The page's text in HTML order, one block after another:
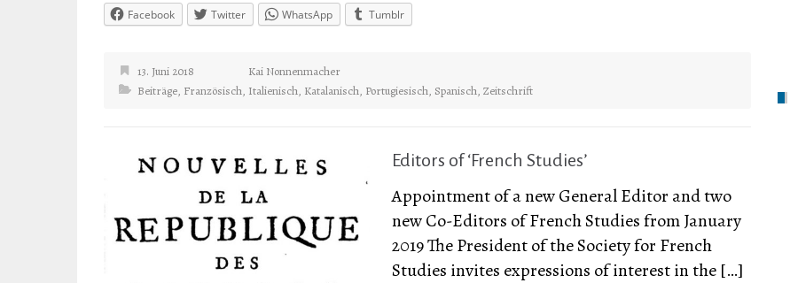
Facebook Twitter WhatsApp Tumblr
13. Juni 2018
Kai Nonnenmacher
Beiträge, Französisch, Italienisch, Katalanisch, Portugiesisch, Spanisch, Zeitschrift
Editors of ‘French Studies’
Appointment of a new General Editor and two
new Co-Editors of French Studies from January
2019 The President of the Society for French
Studies invites expressions of interest in the […]